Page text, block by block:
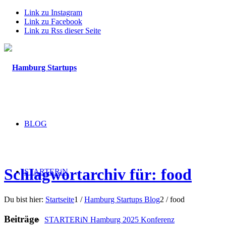
Link zu Instagram
Link zu Facebook
Link zu Rss dieser Seite
BLOG
STARTERiN
STARTERiN Hamburg 2025 Konferenz
Schlagwortarchiv für: food
Du bist hier: Startseite1 / Hamburg Startups Blog2 / food
Beiträge